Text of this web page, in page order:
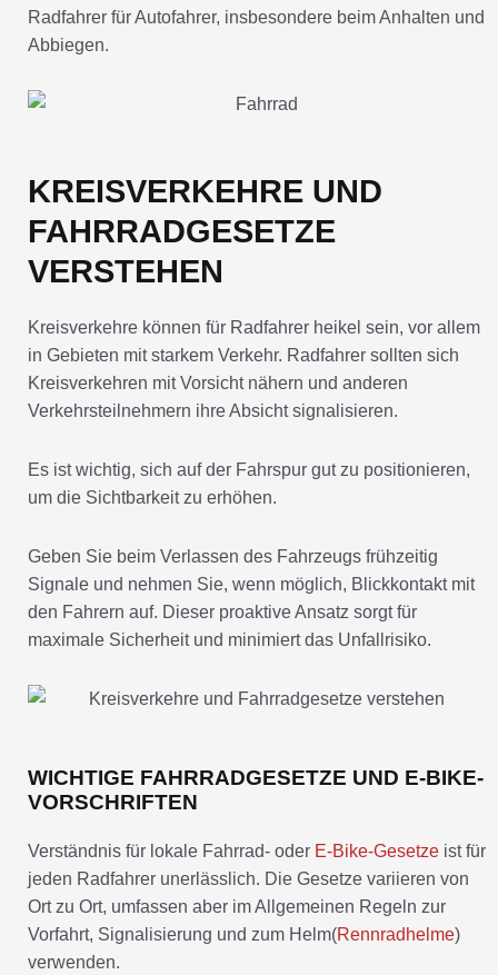
Radfahrer für Autofahrer, insbesondere beim Anhalten und
Abbiegen.
KREISVERKEHRE UND
FAHRRADGESETZE
VERSTEHEN
Kreisverkehre können für Radfahrer heikel sein, vor allem
in Gebieten mit starkem Verkehr. Radfahrer sollten sich
Kreisverkehren mit Vorsicht nähern und anderen
Verkehrsteilnehmern ihre Absicht signalisieren.
Es ist wichtig, sich auf der Fahrspur gut zu positionieren,
um die Sichtbarkeit zu erhöhen.
Geben Sie beim Verlassen des Fahrzeugs frühzeitig
Signale und nehmen Sie, wenn möglich, Blickkontakt mit
den Fahrern auf. Dieser proaktive Ansatz sorgt für
maximale Sicherheit und minimiert das Unfallrisiko.
WICHTIGE FAHRRADGESETZE UND E-BIKE-
VORSCHRIFTEN
Verständnis für lokale Fahrrad- oder E-Bike-Gesetze ist für
jeden Radfahrer unerlässlich. Die Gesetze variieren von
Ort zu Ort, umfassen aber im Allgemeinen Regeln zur
Vorfahrt, Signalisierung und zum Helm(Rennradhelme)
verwenden.